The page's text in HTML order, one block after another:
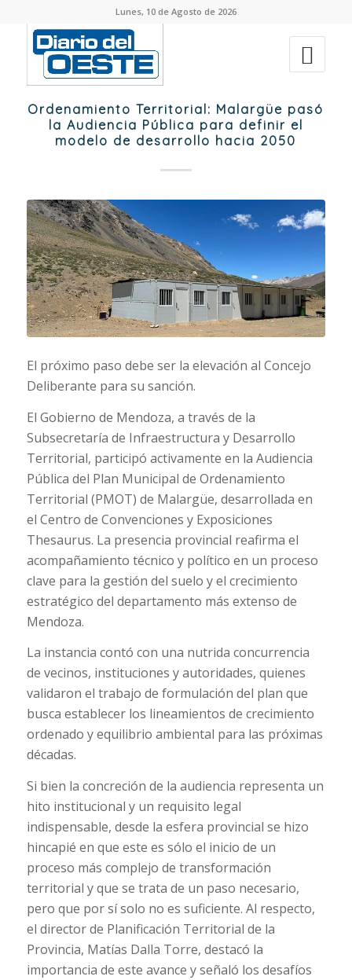
Lunes, 10 de Agosto de 2026
Ordenamiento Territorial: Malargüe pasó
la Audiencia Pública para definir el
modelo de desarrollo hacia 2050
El próximo paso debe ser la elevación al Concejo
Deliberante para su sanción.
El Gobierno de Mendoza, a través de la
Subsecretaría de Infraestructura y Desarrollo
Territorial, participó activamente en la Audiencia
Pública del Plan Municipal de Ordenamiento
Territorial (PMOT) de Malargüe, desarrollada en
el Centro de Convenciones y Exposiciones
Thesaurus. La presencia provincial reafirma el
acompañamiento técnico y político en un proceso
clave para la gestión del suelo y el crecimiento
estratégico del departamento más extenso de
Mendoza.
La instancia contó con una nutrida concurrencia
de vecinos, instituciones y autoridades, quienes
validaron el trabajo de formulación del plan que
busca establecer los lineamientos de crecimiento
ordenado y equilibrio ambiental para las próximas
décadas.
Si bien la concreción de la audiencia representa un
hito institucional y un requisito legal
indispensable, desde la esfera provincial se hizo
hincapié en que este es sólo el inicio de un
proceso más complejo de transformación
territorial y que se trata de un paso necesario,
pero que por sí solo no es suficiente. Al respecto,
el director de Planificación Territorial de la
Provincia, Matías Dalla Torre, destacó la
importancia de este avance y señaló los desafíos